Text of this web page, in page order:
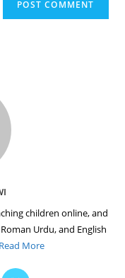
children online, and
Urdu, and English
Read More